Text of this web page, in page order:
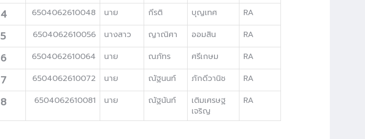
4 6504062610048 นาย กีรติ บุญเทศ RA
5 6504062610056 นางสาว ญาณิศา ออมสิน RA
6 6504062610064 นาย ณภัทร ศรีเกษม RA
7 6504062610072 นาย ณัฐนนท์ ภักดีวานิช RA
8 6504062610081 นาย ณัฐนันท์
เติมเศรษฐ
เจริญ
RA